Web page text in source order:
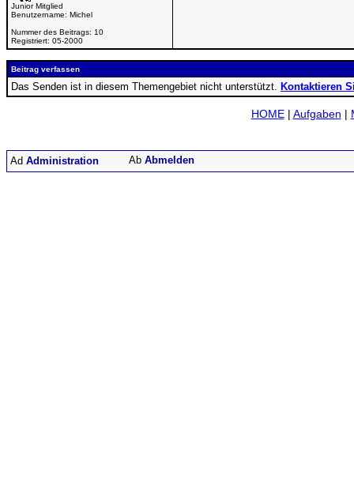
Junior Mitglied
Benutzername: Michel
Nummer des Beitrags: 10
Registriert: 05-2000
Beitrag verfassen
Das Senden ist in diesem Themengebiet nicht unterstützt. Kontaktieren
HOME| Aufgaben |
Administration Abmelden